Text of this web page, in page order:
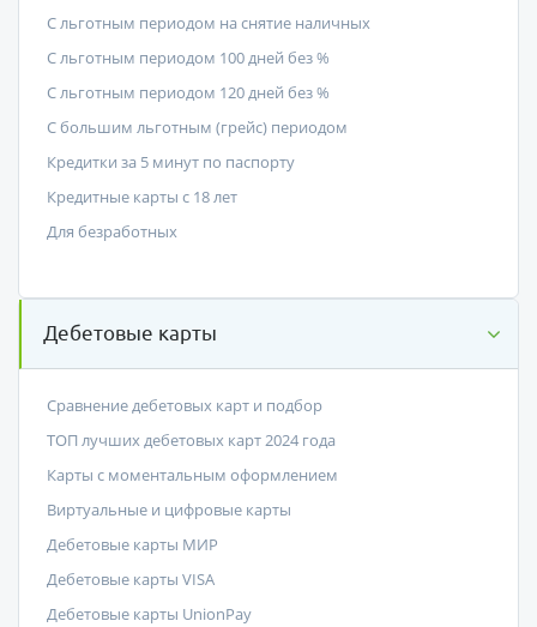
С льготным периодом на снятие наличных
С льготным периодом 100 дней без %
С льготным периодом 120 дней без %
С большим льготным (грейс) периодом
Кредитки за 5 минут по паспорту
Кредитные карты с 18 лет
Для безработных
Дебетовые карты
Сравнение дебетовых карт и подбор
ТОП лучших дебетовых карт 2024 года
Карты с моментальным оформлением
Виртуальные и цифровые карты
Дебетовые карты МИР
Дебетовые карты VISA
Дебетовые карты UnionPay